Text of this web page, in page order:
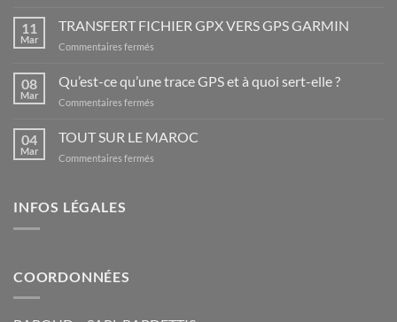
PLUS
11
Mar
TRANSFERT FICHIER GPX VERS GPS GARMIN
Commentaires fermés
FICHIER
GARMIN
08
Mar
Qu’est-ce qu’une trace GPS et à quoi sert-elle ?
Commentaires fermés
ce
04
Mar
TOUT SUR LE MAROC
Commentaires fermés
INFOS LÉGALES
COORDONNÉES